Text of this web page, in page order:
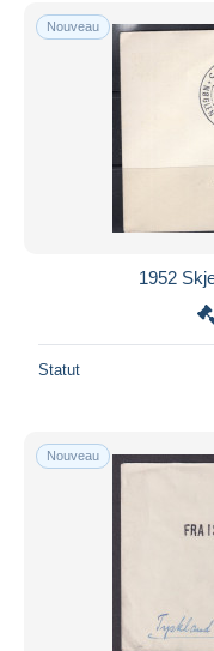
Europe
Danemark
1948-60
Lettres &
Prix fixes
Enchères avec
Enchères
Maisons de
Vendus
Toutes les durées
Uniquement en
Méthodes de
Virement
Visa
Nouveau
1952
Statut
Nouveau